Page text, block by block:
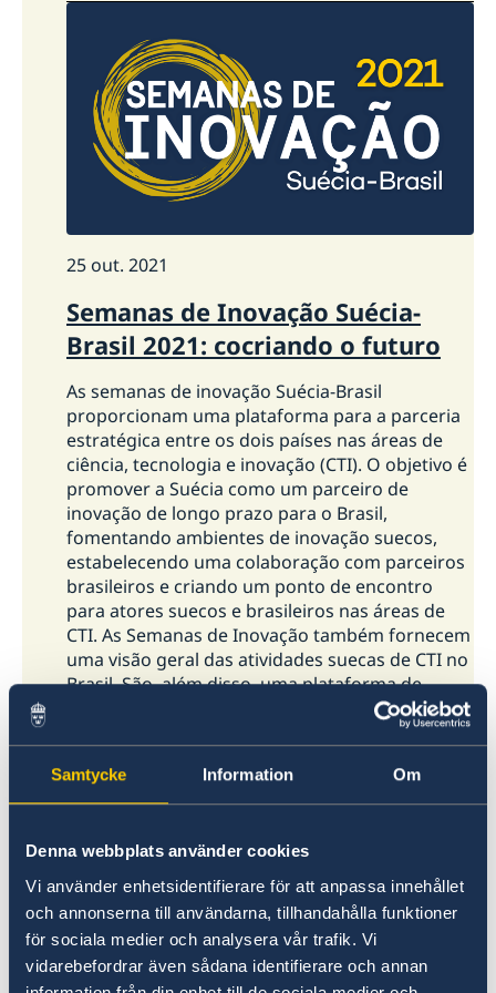
Samtycke Information Om
Denna webbplats använder cookies
Vi använder enhetsidentifierare för att anpassa innehållet
och annonserna till användarna, tillhandahålla funktioner
för sociala medier och analysera vår trafik. Vi
vidarebefordrar även sådana identifierare och annan
Bergman100: Mostra Centenário Ingmar Bergman
chega a São Paulo
Bergman100: Embaixada da Suécia no Brasil dá início
às comemorações dos 100 anos de Ingmar Bergman
Anunciando os Diálogos Nórdicos no Dia
Internacional da Mulher
Oficina WikiGap
25 out. 2021
Semanas de Inovação Suécia-
Brasil 2021: cocriando o futuro
As semanas de inovação Suécia-Brasil
proporcionam uma plataforma para a parceria
estratégica entre os dois países nas áreas de
ciência, tecnologia e inovação (CTI). O objetivo é
promover a Suécia como um parceiro de
inovação de longo prazo para o Brasil,
fomentando ambientes de inovação suecos,
estabelecendo uma colaboração com parceiros
brasileiros e criando um ponto de encontro
para atores suecos e brasileiros nas áreas de
CTI. As Semanas de Inovação também fornecem
uma visão geral das atividades suecas de CTI no
Brasil. São, além disso, uma plataforma de
promoção comercial e uma possibilidade de
entre a Suécia e o Brasil. As Semanas de
Inovação Suécia-Brasil são organizadas pelo
Conselho Sueco de Investimento e Negócios
(Business Sweden), Câmara de Comércio Sueco-
Brasileira (Swedcham), CISB - Centro de
Pesquisa e Inovação Sueco-Brasileiro e os
Consulados Honorários da Suécia,
principalmente os Consulados Gerais de São